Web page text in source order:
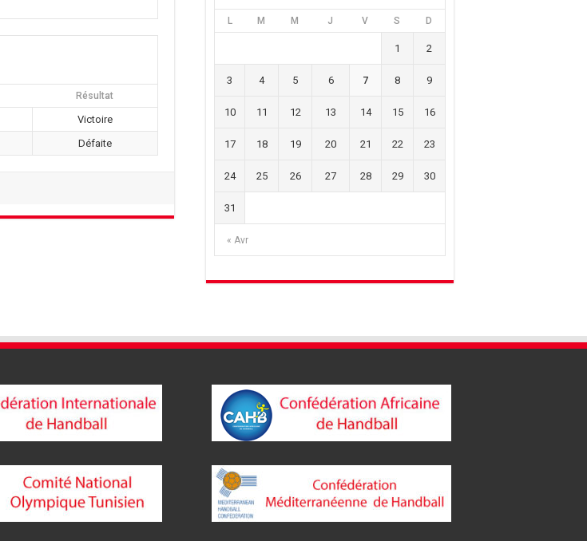
Résultat
Victoire
Défaite
L M M J V S D
« Avr
1 2
3 4 5 6 7 8 9
10 11 12 13 14 15 16
17 18 19 20 21 22 23
24 25 26 27 28 29 30
31